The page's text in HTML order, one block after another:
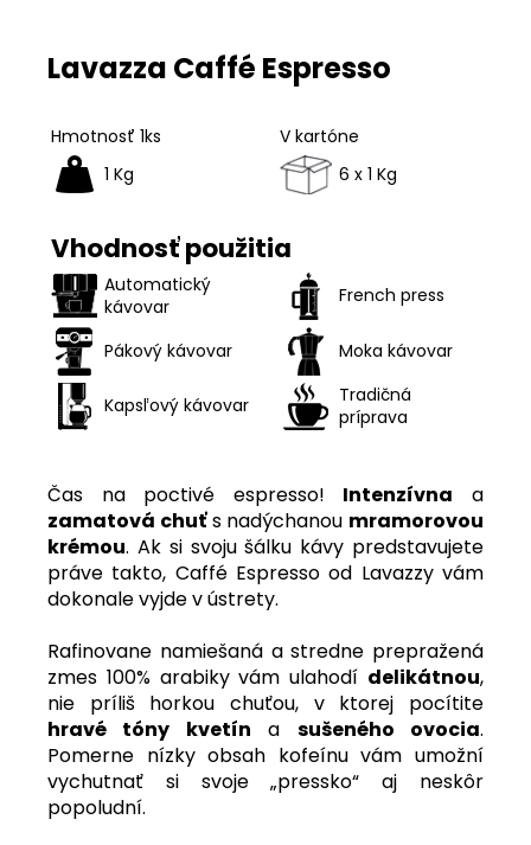
Lavazza Caffé Espresso
Hmotnosť 1ks
V kartóne
1 Kg
6 x 1 Kg
Vhodnosť použitia
Automatický
kávovar
French press
Pákový kávovar Moka kávovar
Kapsľový kávovar
Tradičná
príprava
Čas na poctivé espresso! Intenzívna a
zamatová chuťs nadýchanou mramorovou
krémou. Ak si svoju šálku kávy predstavujete
práve takto, Caffé Espresso od Lavazzy vám
dokonale vyjde v ústrety.
Rafinovane namiešaná a stredne prepražená
zmes 100% arabiky vám ulahodí delikátnou,
nie príliš horkou chuťou, v ktorej pocítite
hravé tóny kvetín a sušeného ovocia.
Pomerne nízky obsah kofeínu vám umožní
vychutnať si svoje „pressko“ aj neskôr
popoludní.